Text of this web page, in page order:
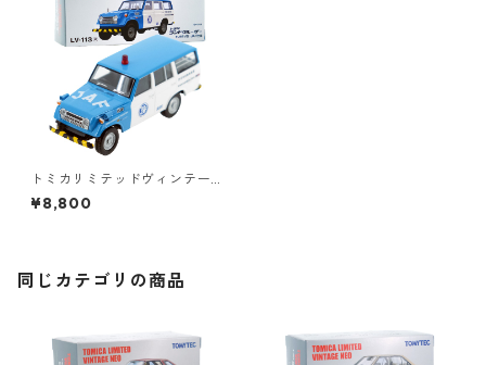
トミカリミテッドヴィンテー
ジ LV-113a トヨタ ランドクル
ーザー FJ56V型 JAF仕様 #36
¥8,800
同じカテゴリの商品